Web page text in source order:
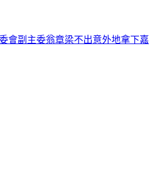
會副主委翁章梁不出意外地拿下嘉